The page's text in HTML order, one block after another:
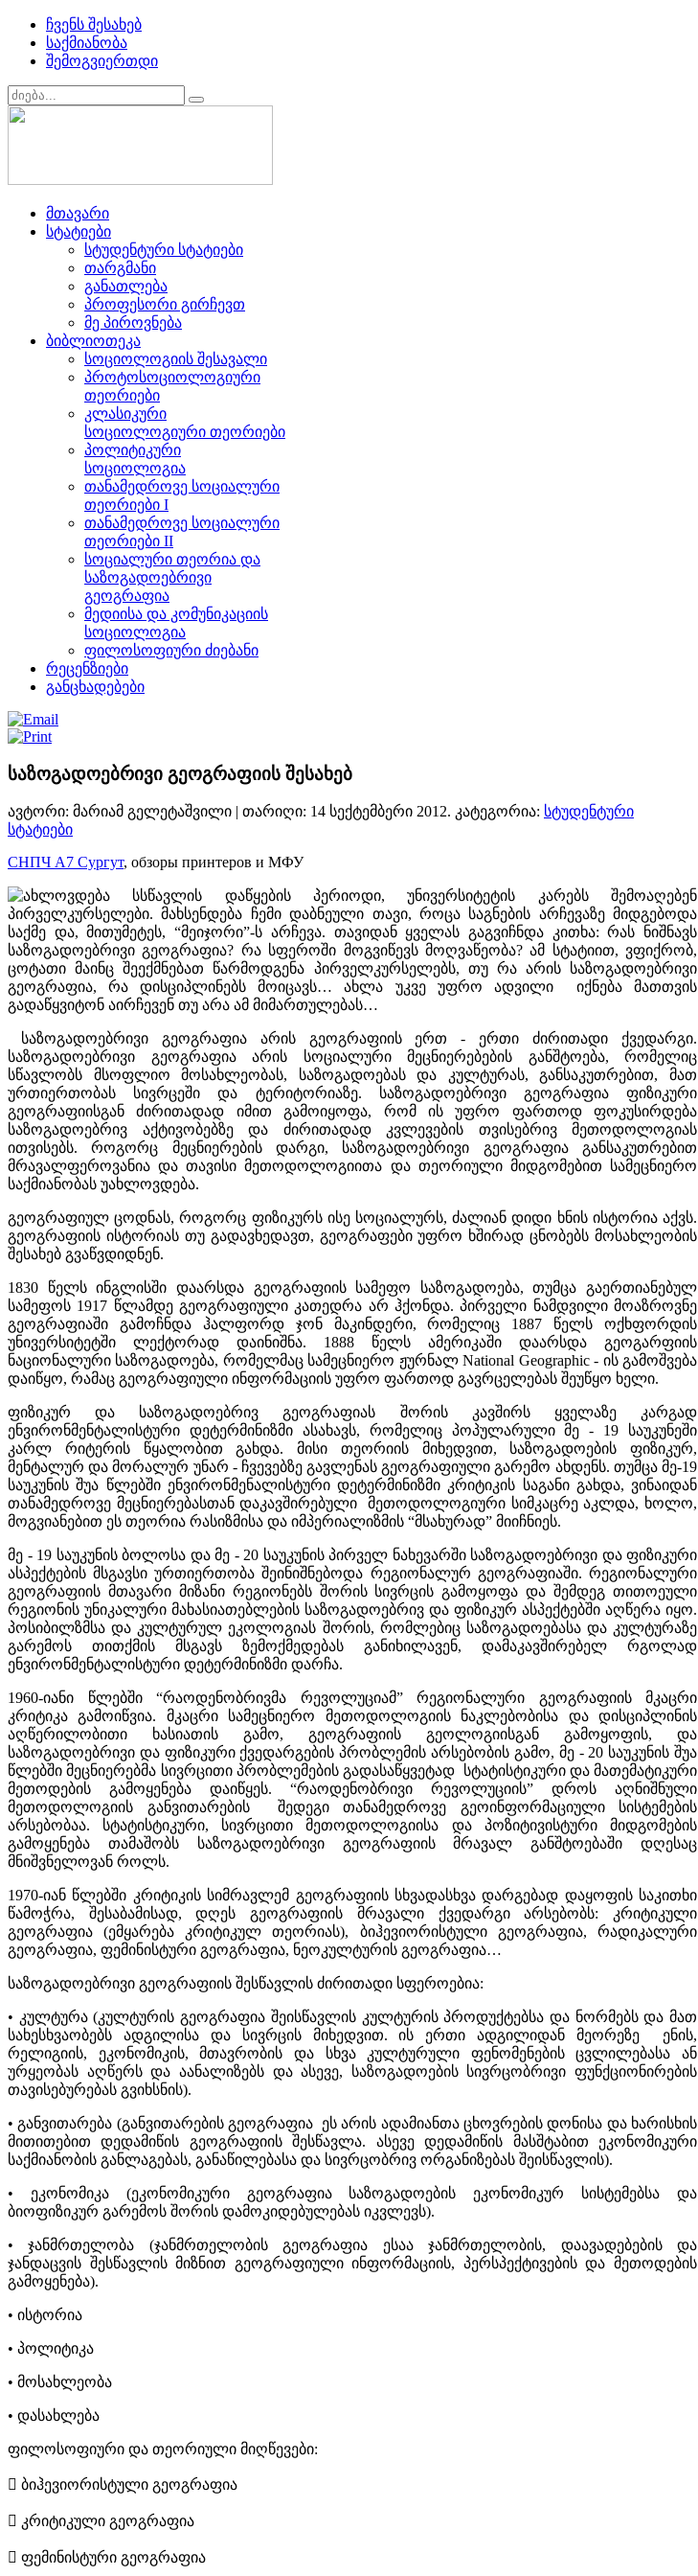
ჩვენს შესახებ
საქმიანობა
შემოგვიერთდი
მთავარი
სტატიები
სტუდენტური სტატიები
თარგმანი
განათლება
პროფესორი გირჩევთ
მე პიროვნება
ბიბლიოთეკა
სოციოლოგიის შესავალი
პროტოსოციოლოგიური
თეორიები
კლასიკური
სოციოლოგიური თეორიები
პოლიტიკური
სოციოლოგია
თანამედროვე სოციალური
თეორიები I
თანამედროვე სოციალური
თეორიები II
სოციალური თეორია და
საზოგადოებრივი
გეოგრაფია
მედიისა და კომუნიკაციის
სოციოლოგია
ფილოსოფიური ძიებანი
რეცენზიები
განცხადებები
საზოგადოებრივი გეოგრაფიის შესახებ
ავტორი: მარიამ გელეტაშვილი | თარიღი: 14 სექტემბერი 2012. კატეგორია: სტუდენტური
სტატიები
СНПЧ А7 Сургут, обзоры принтеров и МФУ
ახლოვდება სსწავლის დაწყების პერიოდი, უნივერსიტეტის კარებს შემოაღებენ
პირველკურსელები. მახსენდება ჩემი დაბნეული თავი, როცა საგნების არჩევაზე მიდგებოდა
საქმე და, მითუმეტეს, “მეიჯორი”-ს არჩევა. თავიდან ყველას გაგვიჩნდა კითხა: რას ნიშნავს
საზოგადოებრივი გეოგრაფია? რა სფეროში მოგვიწევს მოღვაწეობა? ამ სტატიით, ვფიქრობ,
ცოტათი მაინც შეექმნებათ წარმოდგენა პირველკურსელებს, თუ რა არის საზოგადოებრივი
გეოგრაფია, რა დისციპლინებს მოიცავს… ახლა უკვე უფრო ადვილი იქნება მათთვის
გადაწყვიტონ აირჩევენ თუ არა ამ მიმართულებას…
საზოგადოებრივი გეოგრაფია არის გეოგრაფიის ერთ - ერთი ძირითადი ქვედარგი.
საზოგადოებრივი გეოგრაფია არის სოციალური მეცნიერებების განშტოება, რომელიც
სწავლობს მსოფლიო მოსახლეობას, საზოგადოებას და კულტურას, განსაკუთრებით, მათ
ურთიერთობას სივრცეში და ტერიტორიაზე. საზოგადოებრივი გეოგრაფია ფიზიკური
გეოგრაფიისგან ძირითადად იმით გამოიყოფა, რომ ის უფრო ფართოდ ფოკუსირდება
საზოგადოებრივ აქტივობებზე და ძირითადად კვლევების თვისებრივ მეთოდოლოგიას
ითვისებს. როგორც მეცნიერების დარგი, საზოგადოებრივი გეოგრაფია განსაკუთრებით
მრავალფეროვანია და თავისი მეთოდოლოგიითა და თეორიული მიდგომებით სამეცნიერო
საქმიანობას უახლოვდება.
გეოგრაფიულ ცოდნას, როგორც ფიზიკურს ისე სოციალურს, ძალიან დიდი ხნის ისტორია აქვს.
გეოგრაფიის ისტორიას თუ გადავხედავთ, გეოგრაფები უფრო ხშირად ცნობებს მოსახლეობის
შესახებ გვაწვდიდნენ.
1830 წელს ინგლისში დაარსდა გეოგრაფიის სამეფო საზოგადოება, თუმცა გაერთიანებულ
სამეფოს 1917 წლამდე გეოგრაფიული კათედრა არ ჰქონდა. პირველი ნამდვილი მოაზროვნე
გეოგრაფიაში გამოჩნდა ჰალფორდ ჯონ მაკინდერი, რომელიც 1887 წელს ოქხფორდის
უნივერსიტეტში ლექტორად დაინიშნა. 1888 წელს ამერიკაში დაარსდა გეოგარფიის
ნაციონალური საზოგადოება, რომელმაც სამეცნიერო ჟურნალ National Geographic - ის გამოშვება
დაიწყო, რამაც გეოგრაფიული ინფორმაციის უფრო ფართოდ გავრცელებას შეუწყო ხელი.
ფიზიკურ და საზოგადოებრივ გეოგრაფიას შორის კავშირს ყველაზე კარგად
ენვირონმენტალისტური დეტერმინიზმი ასახავს, რომელიც პოპულარული მე - 19 საუკუნეში
კარლ რიტერის წყალობით გახდა. მისი თეორიის მიხედვით, საზოგადოების ფიზიკურ,
მენტალურ და მორალურ უნარ - ჩვევებზე გავლენას გეოგრაფიული გარემო ახდენს. თუმცა მე-19
საუკუნის შუა წლებში ენვირონმენალისტური დეტერმინიზმი კრიტიკის საგანი გახდა, ვინაიდან
თანამედროვე მეცნიერებასთან დაკავშირებული მეთოდოლოგიური სიმკაცრე აკლდა, ხოლო,
მოგვიანებით ეს თეორია რასიზმისა და იმპერიალიზმის “მსახურად” მიიჩნიეს.
მე - 19 საუკუნის ბოლოსა და მე - 20 საუკუნის პირველ ნახევარში საზოგადოებრივი და ფიზიკური
ასპექტების მსგავსი ურთიერთობა შეინიშნებოდა რეგიონალურ გეოგრაფიაში. რეგიონალური
გეოგრაფიის მთავარი მიზანი რეგიონებს შორის სივრცის გამოყოფა და შემდეგ თითოეული
რეგიონის უნიკალური მახასიათებლების საზოგადოებრივ და ფიზიკურ ასპექტებში აღწერა იყო.
პოსიბილზმსა და კულტურულ ეკოლოგიას შორის, რომლებიც საზოგადოებასა და კულტურაზე
გარემოს თითქმის მსგავს ზემოქმედებას განიხილავენ, დამაკავშირებელ რგოლად
ენვირონმენტალისტური დეტერმინიზმი დარჩა.
1960-იანი წლებში “რაოდენობრივმა რევოლუციამ” რეგიონალური გეოგრაფიის მკაცრი
კრიტიკა გამოიწვია. მკაცრი სამეცნიერო მეთოდოლოგიის ნაკლებობისა და დისციპლინის
აღწერილობითი ხასიათის გამო, გეოგრაფიის გეოლოგიისგან გამოყოფის, და
საზოგადოებრივი და ფიზიკური ქვედარგების პრობლემის არსებობის გამო, მე - 20 საუკუნის შუა
წლებში მეცნიერებმა სივრცითი პრობლემების გადასაწყვეტად სტატისტიკური და მათემატიკური
მეთოდების გამოყენება დაიწყეს. “რაოდენობრივი რევოლუციის” დროს აღნიშნული
მეთოდოლოგიის განვითარების შედეგი თანამედროვე გეოინფორმაციული სისტემების
არსებობაა. სტატისტიკური, სივრცითი მეთოდოლოგიისა და პოზიტივისტური მიდგომების
გამოყენება თამაშობს საზოგადოებრივი გეოგრაფიის მრავალ განშტოებაში დღესაც
მნიშვნელოვან როლს.
1970-იან წლებში კრიტიკის სიმრავლემ გეოგრაფიის სხვადასხვა დარგებად დაყოფის საკითხი
წამოჭრა, შესაბამისად, დღეს გეოგრაფიის მრავალი ქვედარგი არსებობს: კრიტიკული
გეოგრაფია (ემყარება კრიტიკულ თეორიას), ბიჰევიორისტული გეოგრაფია, რადიკალური
გეოგრაფია, ფემინისტური გეოგრაფია, ნეოკულტურის გეოგრაფია…
საზოგადოებრივი გეოგრაფიის შესწავლის ძირითადი სფეროებია:
• კულტურა (კულტურის გეოგრაფია შეისწავლის კულტურის პროდუქტებსა და ნორმებს და მათ
სახესხვაობებს ადგილისა და სივრცის მიხედვით. ის ერთი ადგილიდან მეორეზე ენის,
რელიგიის, ეკონომიკის, მთავრობის და სხვა კულტურული ფენომენების ცვლილებასა ან
ურყეობას აღწერს და აანალიზებს და ასევე, საზოგადოების სივრცობრივი ფუნქციონირების
თავისებურებას გვიხსნის).
• განვითარება (განვითარების გეოგრაფია ეს არის ადამიანთა ცხოვრების დონისა და ხარისხის
მითითებით დედამიწის გეოგრაფიის შესწავლა. ასევე დედამიწის მასშტაბით ეკონომიკური
საქმიანობის განლაგებას, განაწილებასა და სივრცობრივ ორგანიზებას შეისწავლის).
• ეკონომიკა (ეკონომიკური გეოგრაფია საზოგადოების ეკონომიკურ სისტემებსა და
ბიოფიზიკურ გარემოს შორის დამოკიდებულებას იკვლევს).
• ჯანმრთელობა (ჯანმრთელობის გეოგრაფია ესაა ჯანმრთელობის, დაავადებების და
ჯანდაცვის შესწავლის მიზნით გეოგრაფიული ინფორმაციის, პერსპექტივების და მეთოდების
გამოყენება).
• ისტორია
• პოლიტიკა
• მოსახლეობა
• დასახლება
ფილოსოფიური და თეორიული მიღწევები:
 ბიჰევიორისტული გეოგრაფია
 კრიტიკული გეოგრაფია
 ფემინისტური გეოგრაფია